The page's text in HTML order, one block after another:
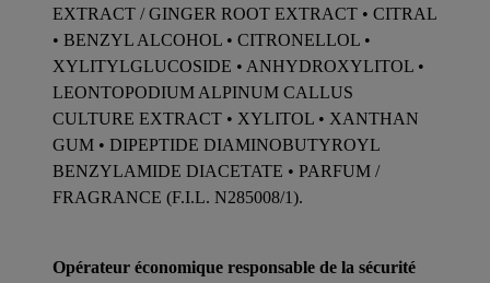
EXTRACT / GINGER ROOT EXTRACT • CITRAL
• BENZYL ALCOHOL • CITRONELLOL •
XYLITYLGLUCOSIDE • ANHYDROXYLITOL •
LEONTOPODIUM ALPINUM CALLUS
CULTURE EXTRACT • XYLITOL • XANTHAN
GUM • DIPEPTIDE DIAMINOBUTYROYL
BENZYLAMIDE DIACETATE • PARFUM /
FRAGRANCE (F.I.L. N285008/1).
Opérateur économique responsable de la sécurité